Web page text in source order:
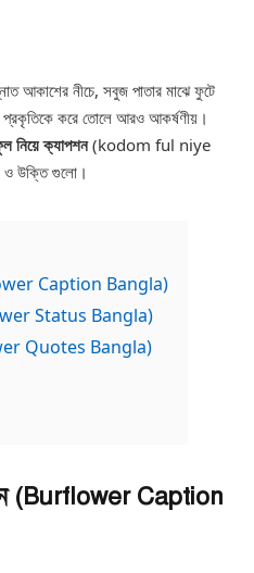
আকাশের নীচে, সবুজ পাতার মাঝে ফুটে
প্রকৃতিকে করে তোলে আরও আকর্ষণীয়।
নিয়ে ক্যাপশন(kodom ful niye
ও উক্তি গুলো।
Caption Bangla)
Status Bangla)
Quotes Bangla)
(Burflower Caption